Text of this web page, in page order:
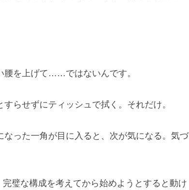
腰を上げて……ではないんです。
らせずにティッシュで拭く。それだけ。
った一角が目に入ると、次が気になる。気づ
璧な構成を考えてから始めようとすると動け